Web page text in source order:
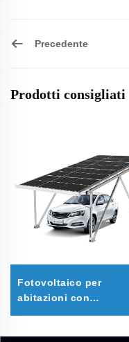
Precedente
Prodotti consigliati
Fotovoltaico per
abitazioni con